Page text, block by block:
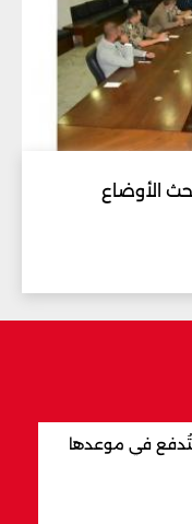
الأوضاع
ستُدفع في موعدها